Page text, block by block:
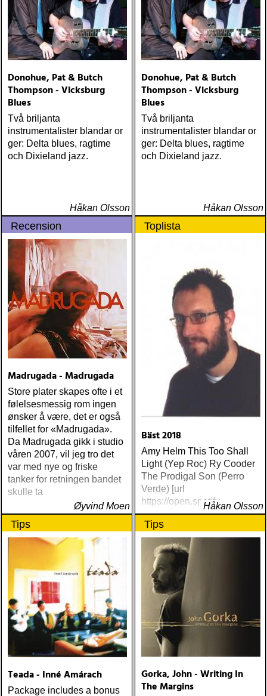
Donohue, Pat & Butch
Thompson - Vicksburg
Blues
Två briljanta
instrumentalister blandar or
ger: Delta blues, ragtime
och Dixieland jazz.
Håkan Olsson
Donohue, Pat & Butch
Thompson - Vicksburg
Blues
Två briljanta
instrumentalister blandar or
ger: Delta blues, ragtime
och Dixieland jazz.
Håkan Olsson
Recension
Madrugada - Madrugada
Store plater skapes ofte i et
følelsesmessig rom ingen
ønsker å være, det er også
tilfellet for «Madrugada».
Da Madrugada gikk i studio
våren 2007, vil jeg tro det
var med nye og friske
tanker for retningen bandet
skulle ta
Øyvind Moen
Toplista
Bäst 2018
Amy Helm This Too Shall
Light (Yep Roc) Ry Cooder
The Prodigal Son (Perro
Verde) [url
https://open.spotifyHåkan Olsson
Tips
Teada - Inné Amárach
Package includes a bonus
Tips
Gorka, John - Writing In
The Margins